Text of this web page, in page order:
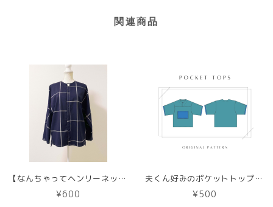
関連商品
【なんちゃってヘンリーネック】アレンジ版むささびトップス型紙【DL版／レシピ付き】商用利用可能
¥600
夫くん好みのポケットトップス【DL版／レシピ付き】商用利用可能
¥500